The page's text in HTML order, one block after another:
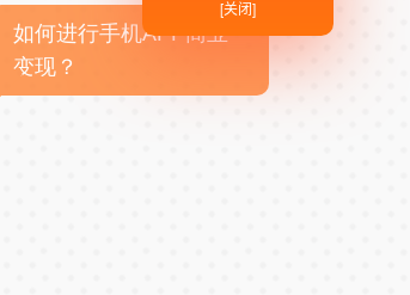
如何进行手机APP商业
变现？
[关闭]